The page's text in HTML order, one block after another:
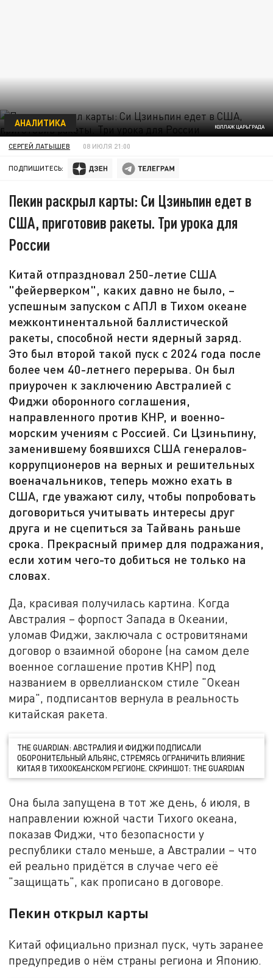
КОЛЛАЖ ЦАРЬГРАДА
АНАЛИТИКА
СЕРГЕЙ ЛАТЫШЕВ 08 ИЮЛЯ 21:00
ПОДПИШИТЕСЬ:
Пекин раскрыл карты: Си Цзиньпин едет в
США, приготовив ракеты. Три урока для
России
Китай отпраздновал 250-летие США
"фейерверком", каких давно не было, –
успешным запуском с АПЛ в Тихом океане
межконтинентальной баллистической
ракеты, способной нести ядерный заряд.
Это был второй такой пуск с 2024 года после
более чем 40-летнего перерыва. Он был
приурочен к заключению Австралией с
Фиджи оборонного соглашения,
направленного против КНР, и военно-
морским учениям с Россией. Си Цзиньпину,
заменившему боявшихся США генералов-
коррупционеров на верных и решительных
военачальников, теперь можно ехать в
США, где уважают силу, чтобы попробовать
договориться учитывать интересы друг
друга и не сцепиться за Тайвань раньше
срока. Прекрасный пример для подражания,
если хотим чего-то добиться не только на
словах.
Да, красивая получилась картина. Когда
Австралия – форпост Запада в Океании,
уломав Фиджи, заключала с островитянами
договор о взаимной обороне (на самом деле
военное соглашение против КНР) под
названием в орвеллианском стиле "Океан
мира", подписантов вернула в реальность
китайская ракета.
THE GUARDIAN: АВСТРАЛИЯ И ФИДЖИ ПОДПИСАЛИ
ОБОРОНИТЕЛЬНЫЙ АЛЬЯНС, СТРЕМЯСЬ ОГРАНИЧИТЬ ВЛИЯНИЕ
КИТАЯ В ТИХООКЕАНСКОМ РЕГИОНЕ. СКРИНШОТ: THЕ GUARDIAN
Она была запущена в тот же день, 6 июля, в
направлении южной части Тихого океана,
показав Фиджи, что безопасности у
республики стало меньше, а Австралии – что
ей реально придётся в случае чего её
"защищать", как прописано в договоре.
Пекин открыл карты
Китай официально признал пуск, чуть заранее
предупредив о нём страны региона и Японию.